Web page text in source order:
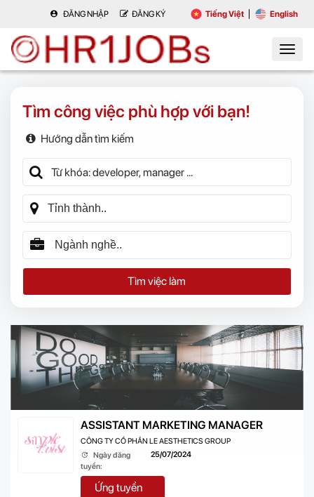
ĐĂNG NHẬP ĐĂNG KÝ Tiếng Việt English
Tìm công việc phù hợp với bạn!
Hướng dẫn tìm kiếm
Tìm việc làm
ASSISTANT MARKETING MANAGER
CÔNG TY CỔ PHẦN LE AESTHETICS GROUP
Ngày đăng
tuyển:
25/07/2024
Ứng tuyển